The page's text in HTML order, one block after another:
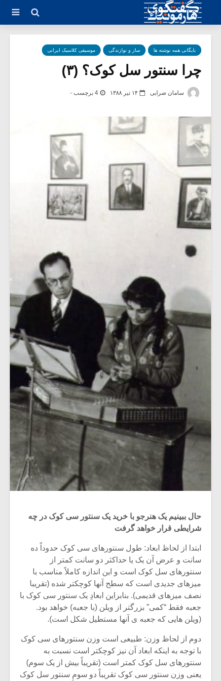
بایگانی همه نوشته ها ساز و نوازندگی موسیقی کلاسیک ایرانی
چرا سنتور سل کوک؟ (۳)
سامان ضرابی ۱۴ تیر ۱۳۸۸ 4 برچسب -
حال ببینیم یک هنرجو با خرید یک سنتور سی کوک در چه
شرایطی قرار خواهد گرفت
ابتدا از لحاظ ابعاد: طول سنتورهای سی کوک حدوداً ده
سانت و عرض آن یک یا حداکثر دو سانت کمتر از
سنتورهای سل کوک است و این اندازه کاملاً مناسب با
میزهای جدیدی است که سطح آنها کوچکتر شده (تقریبا
نصف میزهای قدیمی). بنابراین ابعادِ یک سنتور سی کوک با
جعبه فقط “کمی” بزرگتر از ویلن (با جعبه) خواهد بود.
(ویلن هایی که جعبه ی آنها مستطیل شکل است).
دوم از لحاظ وزن: طبیعی است وزن سنتورهای سی کوک
با توجه به اینکه ابعاد آن نیز کوچکتر است نسبت به
سنتورهای سل کوک کمتر است (تقریباً بیش از یک سوم)
یعنی وزن سنتور سی کوک تقریباً دو سومِ سنتور سل کوک
میکلوش روژا
یادداشتی بر موسیقی
متن فیلم «متری
شیش و نیم»
موریس ژار
دوره
موسیقی
برگزار